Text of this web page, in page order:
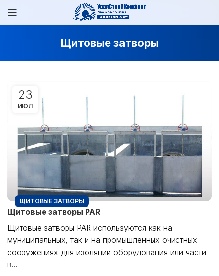
Щитовые затворы
23
ИЮЛ
ЩИТОВЫЕ ЗАТВОРЫ
Щитовые затворы PAR
Щитовые затворы PAR используются как на
муниципальных, так и на промышленных очистных
сооружениях для изоляции оборудования или части
в...